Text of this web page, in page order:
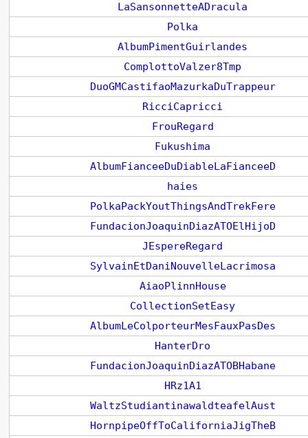
LaSansonnetteADracula
Polka
AlbumPimentGuirlandes
ComplottoValzer8Tmp
DuoGMCastifaoMazurkaDuTrappeur
RicciCapricci
FrouRegard
Fukushima
AlbumFianceeDuDiableLaFianceeD
haies
PolkaPackYoutThingsAndTrekFere
FundacionJoaquinDiazATOElHijoD
JEspereRegard
SylvainEtDaniNouvelleLacrimosa
AiaoPlinnHouse
CollectionSetEasy
AlbumLeColporteurMesFauxPasDes
HanterDro
FundacionJoaquinDiazATOBHabane
HRz1A1
WaltzStudiantinawaldteafelAust
HornpipeOffToCaliforniaJigTheB